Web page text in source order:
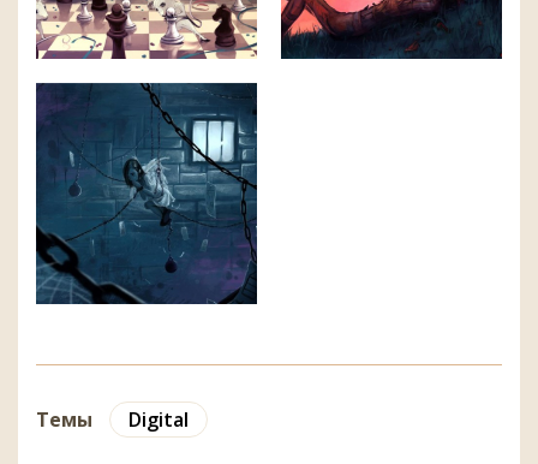
Темы Digital